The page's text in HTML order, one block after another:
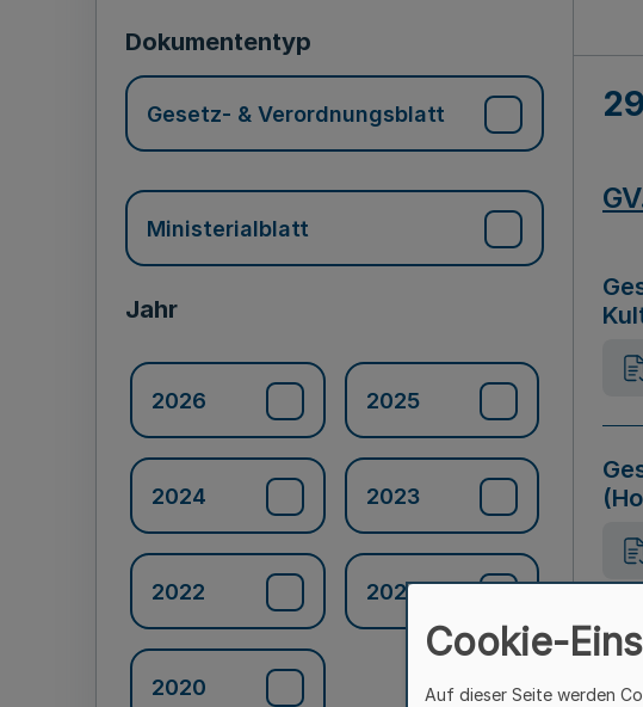
Dokumententyp
Gesetz- & Verordnungsblatt
Ministerialblatt
Jahr
2026 2025
2024 2023
2022 2021
2020
Cookie-
Auf dieser Seite werden